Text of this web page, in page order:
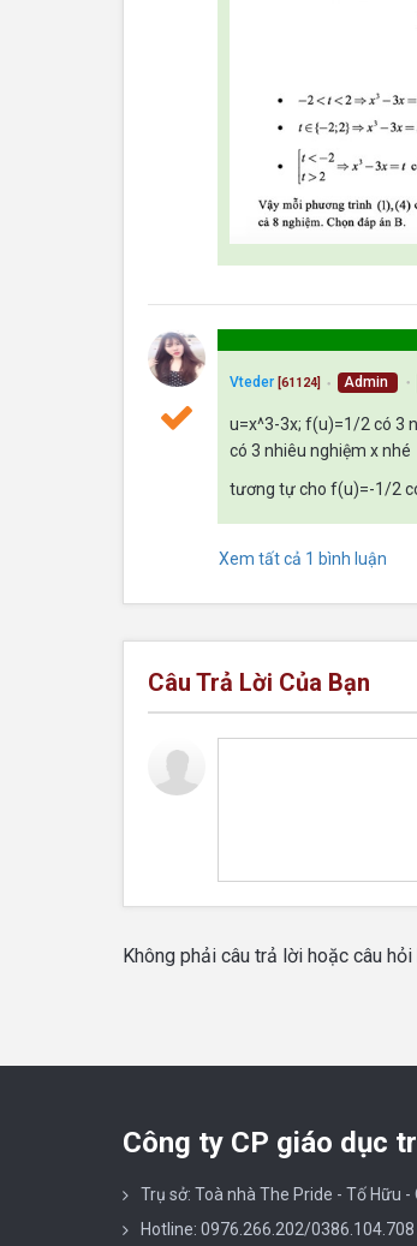
Vteder [61124] ● Admin ●
u=x^3-3x; f(u)=1/2 có 3
có 3 nhiêu nghiệm x nhé
tương tự cho f(u)=-1/2
Xem tất cả 1 bình luận
Câu Trả Lời Của Bạn
Không phải câu trả lời hoặc câu
Công ty CP giáo dục
Trụ sở: Toà nhà The Pride - Tố Hữu -
Hotline: 0976.266.202/0386.104.708